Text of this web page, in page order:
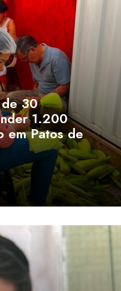
de 30
1.200
em Patos de